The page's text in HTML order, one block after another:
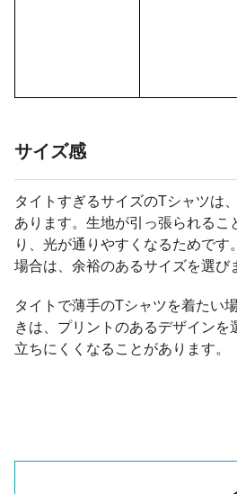
サイズ感
タイトすぎるサイズのTシャツは
あります。生地が引っ張られるこ
り、光が通りやすくなるためです
場合は、余裕のあるサイズを選び
タイトで薄手のTシャツを着たい
きは、プリントのあるデザインを
立ちにくくなることがあります。